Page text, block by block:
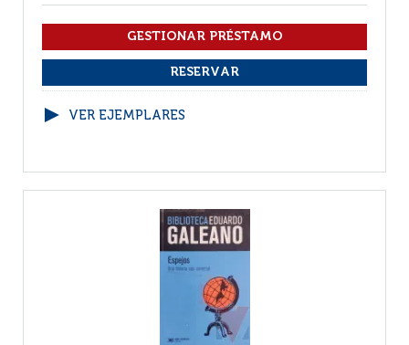
VER EJEMPLARES